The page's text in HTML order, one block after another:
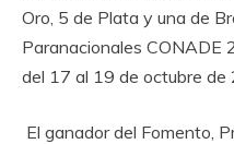
Oro, 5 de Plata y una de
Paranacionales CONADE
del 17 al 19 de octubre de
El ganador del Fomento,